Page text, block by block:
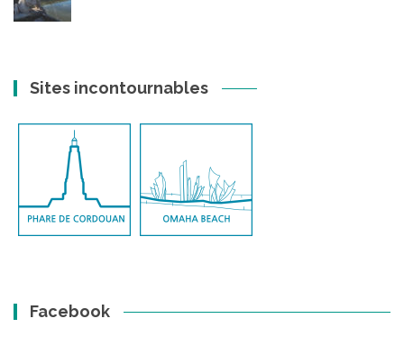
Sites incontournables
Facebook